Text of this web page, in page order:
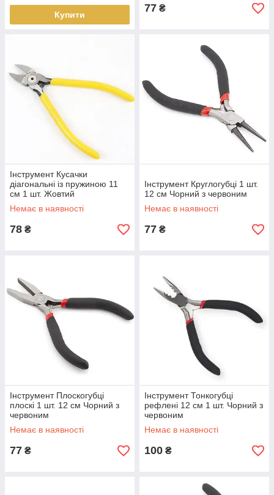
Купити
77 ₴
Інструмент Кусачки
діагональні із пружиною 11
см 1 шт. Жовтий
Немає в наявності
78 ₴
Інструмент Круглогубці 1 шт.
12 см Чорний з червоним
Немає в наявності
77 ₴
Інструмент Плоскогубці
плоскі 1 шт. 12 см Чорний з
червоним
Немає в наявності
77 ₴
Інструмент Тонкогубці
рефлені 12 см 1 шт. Чорний з
червоним
Немає в наявності
100 ₴